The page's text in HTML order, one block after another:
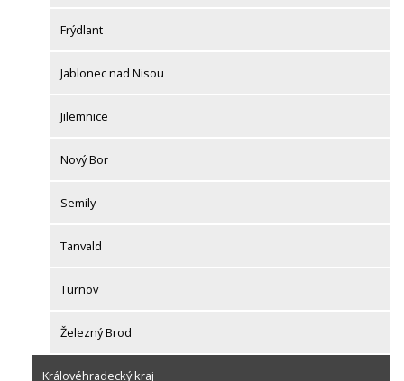
Frýdlant
Jablonec nad Nisou
Jilemnice
Nový Bor
Semily
Tanvald
Turnov
Železný Brod
Královéhradecký kraj